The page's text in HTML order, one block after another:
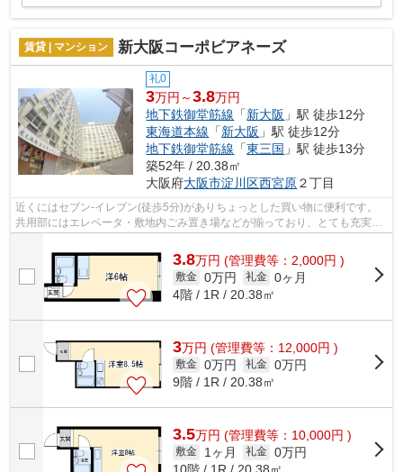
賃貸 | マンション 新大阪コーポビアネーズ
礼0
3万円～3.8万円
地下鉄御堂筋線 「新大阪 」駅 徒歩12分
東海道本線 「新大阪 」駅 徒歩12分
地下鉄御堂筋線 「東三国 」駅 徒歩13分
築52年 / 20.38㎡
大阪府大阪市淀川区西宮原２丁目
近くにはセブン-イレブン(徒歩5分)がありちょっとした買い物に便利です。
共用部にはエレベータ・敷地内ごみ置き場などが揃っており、とても充実し
3.8万円 (管理費等：2,000円 )
敷金 0万円 礼金 0ヶ月
4階 / 1R / 20.38㎡
3万円 (管理費等：12,000円 )
敷金 0万円 礼金 0万円
9階 / 1R / 20.38㎡
3.5万円 (管理費等：10,000円 )
敷金 1ヶ月 礼金 0万円
10階 / 1R / 20.38㎡